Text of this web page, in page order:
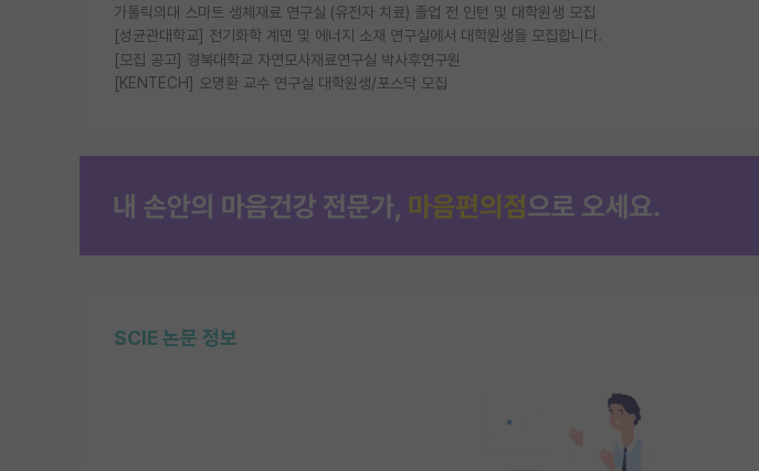
가톨릭의대 스마트 생체재료 연구실 (유전자 치료) 졸업 전 인턴 및 대학원생 모집
[성균관대학교] 전기화학 계면 및 에너지 소재 연구실에서 대학원생을 모집합니다.
[모집 공고] 경북대학교 자연모사재료연구실 박사후연구원
[KENTECH] 오명환 교수 연구실 대학원생/포스닥 모집
SCIE 논문 정보